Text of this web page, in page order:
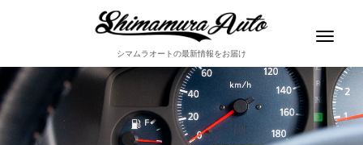
シマムラオートの最新情報をお届け
Toggle